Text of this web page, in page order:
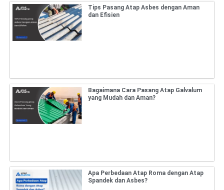
Tips Pasang Atap Asbes dengan Aman
dan Efisien
Bagaimana Cara Pasang Atap Galvalum
yang Mudah dan Aman?
Apa Perbedaan Atap Roma dengan Atap
Spandek dan Asbes?